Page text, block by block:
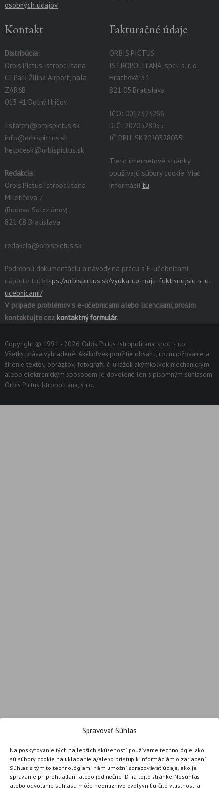
Spravovať Súhlas
Na poskytovanie tých najlepších skúseností používame technológie, ako
sú súbory cookie na ukladanie a/alebo prístup k informáciám o zariadení.
Súhlas s týmito technológiami nám umožní spracovávať údaje, ako je
správanie pri prehliadaní alebo jedinečné ID na tejto stránke. Nesúhlas
alebo odvolanie súhlasu môže nepriaznivo ovplyvniť určité vlastnosti a
osobných údajov
Kontakt
Distribúcia:
Orbis Pictus Istropolitana
CTPark Žilina Airport, hala
ZAR6B
013 41 Dolný Hričov
listaren@orbispictus.sk
info@orbispictus.sk
helpdesk@orbispictus.sk
Redakcia:
Orbis Pictus Istropolitana
Miletičova 7
(Budova Saleziánov)
821 08 Bratislava
redakcia@orbispictus.sk
Fakturačné údaje
ORBIS PICTUS
ISTROPOLITANA, spol. s. r. o.
Hrachová 34
821 05 Bratislava
IČO: 0017323266
DIČ: 2020328035
IČ DPH: SK2020328035
Tieto internetové stránky
používajú súbory cookie. Viac
informácií tu.
Podrobnú dokumentáciu a návody na prácu s E-učebnicami
nájdete tu: https://orbispictus.sk/vyuka-co-naje-fektivnejsie-s-e-
ucebnicami/.
V prípade problémov s e-učebnicami alebo licenciami, prosím
kontaktujte cez kontaktný formulár.
Copyright © 1991 - 2026 Orbis Pictus Istropolitana, spol. s r.o.
Všetky práva vyhradené. Akékoľvek použitie obsahu, rozmnožovanie a
šírenie textov, obrázkov, fotografií či ukážok akýmkoľvek mechanickým
alebo elektronickým spôsobom je dovolené len s písomným súhlasom
Orbis Pictus Istropolitana, s r.o.